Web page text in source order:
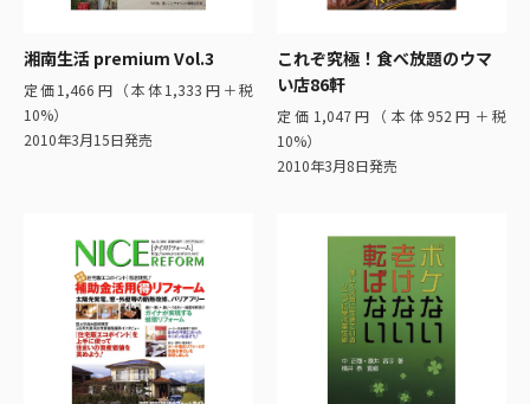
湘南生活 premium Vol.3
定価1,466円（本体1,333円＋税
10%）
2010年3月15日発売
これぞ究極！食べ放題のウマ
い店86軒
定価1,047円（本体952円＋税
10%）
2010年3月8日発売